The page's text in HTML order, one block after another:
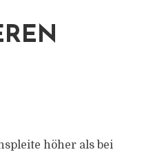
höher als bei